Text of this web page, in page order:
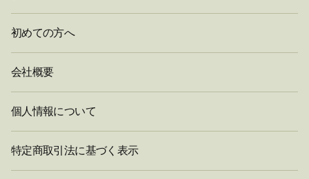
初めての方へ
会社概要
個人情報について
特定商取引法に基づく表示